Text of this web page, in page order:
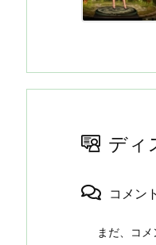
ディ
コメン
まだ、コ